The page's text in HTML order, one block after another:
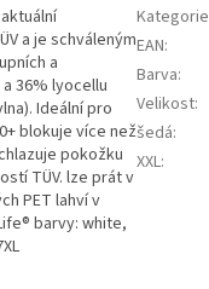
a je schváleným
a
36% lyocellu
Ideální pro
blokuje více než
pokožku
TÜV. lze prát v
PET lahví v
barvy: white,
Kategorie
EAN:
Barva:
Velikost:
šedá:
XXL: